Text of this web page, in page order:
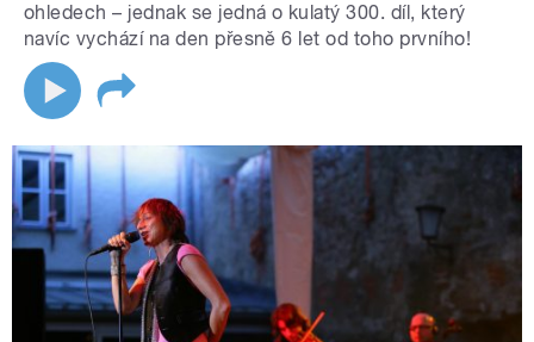
ohledech – jednak se jedná o kulatý 300. díl, který
navíc vychází na den přesně 6 let od toho prvního!